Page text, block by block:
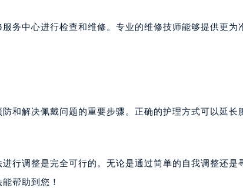
务中心进行检查和维修。专业的维修技师能够提供更为
和解决佩戴问题的重要步骤。正确的护理方式可以延长
行调整是完全可行的。无论是通过简单的自我调整还是
帮助到您！